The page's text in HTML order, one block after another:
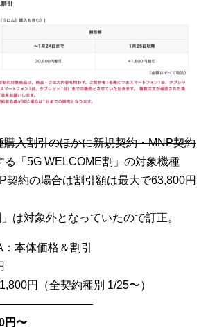
購入割引のほかに新規契約・MNP契約
る「5G WELCOME割」の対象機種
契約の場合は割引額は最大で63,800円
は対象外となっていたので訂正。
本体価格＆割引
円（全契約種別 1/25〜）
円〜